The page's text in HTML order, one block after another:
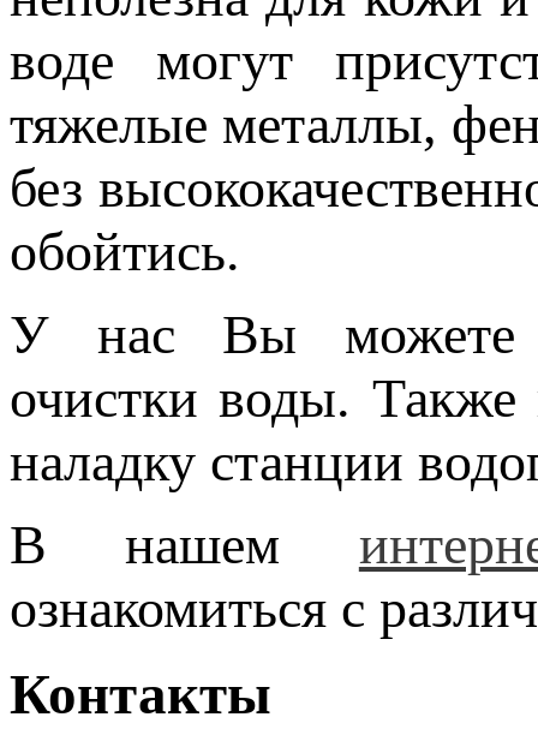
воде могут
тяжелые металлы,
без
обойтись.
У нас Вы можете
очистки воды.
наладку станции
В нашем
ознакомиться с
Контакты